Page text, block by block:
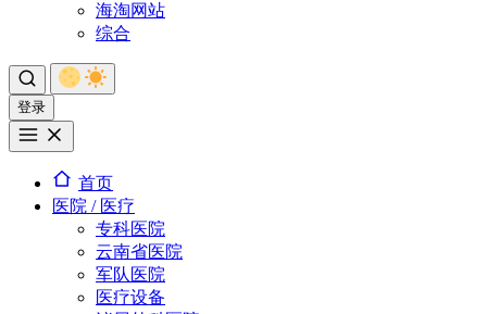
海淘网站
综合
登录
首页
医院 / 医疗
专科医院
云南省医院
军队医院
医疗设备